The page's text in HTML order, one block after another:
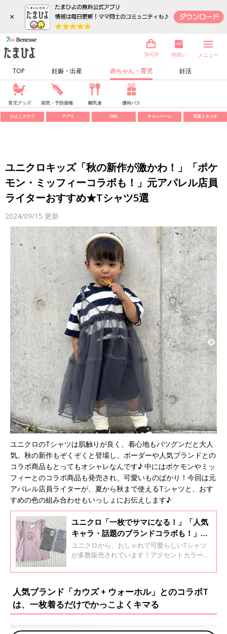
×
TOP 妊娠・出産 赤ちゃん・育児 妊活
SHOP 内祝い メニュー
育児グッズ 病気・予防接種 離乳食 優待パス
ひよこクラブ アプリ SNS キャンペーン 写真スタジオ
ユニクロキッズ「秋の新作が激かわ！」「ポケ
モン・ミッフィーコラボも！」元アパレル店員
ライターおすすめ★Tシャツ5選
2024/09/15 更新
ユニクロのTシャツは肌触りが良く、着心地もバツグンだと大人
気。秋の新作もぞくぞくと登場し、ボーダーや人気ブランドとの
コラボ商品もとってもオシャレなんです♪ 中にはポケモンやミッ
フィーとのコラボ商品も発売され、可愛いものばかり！今回は元
アパレル店員ライターが、夏から秋まで使えるTシャツと、おす
すめの色の組み合わせもいっしょにお伝えします♪
ユニクロ「一枚でサマになる！」「人気
キャラ・話題のブランドコラボも！」激
かわTシャツ5選
ユニクロから、おしゃれで可愛らしいTシャツ
が多数販売されています！アクセントカラーを
ー、ちいかわ×サンリオとのコラボデザインな
かり♪ 今回はそんなユニクロの激かわTシャツ
をご紹介します。
人気ブランド「カウズ + ウォーホル」とのコラボT
は、一枚着るだけでかっこよくキマる